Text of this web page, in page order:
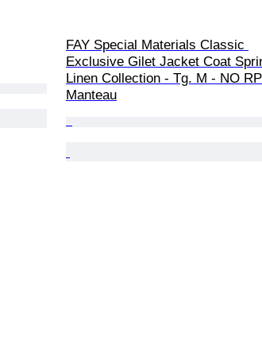
FAY Special Materials Classic
Exclusive Gilet Jacket Coat
Linen Collection - Tg. M - NO
Manteau